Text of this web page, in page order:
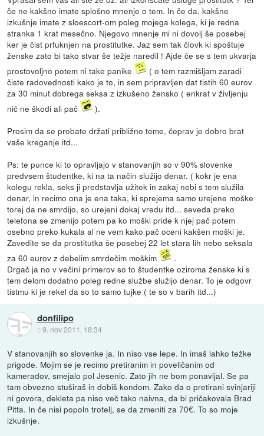
če ne kakšno imate splošno mnenje o tem. In če da, kakšne
izkušnje imate z sloescort-om poleg mojega kolega, ki je redna
stranka 1 krat mesečno. Njegovo mnenje mi ni dovolj še posebej
ker je čist prfuknjen na prostitutke. Jaz sem tak človk ki spoštuje
ženske zato bi tako stvar še težje naredil ! Ajde če se s tem ukvarja
prostovoljno potem ni take panike
( o tem razmišljam zaradi
čiste radovednosti kako je to, in sem pripravljen dat tistih 60 eurov
za 30 minut dobrega seksa z izkušeno žensko ( enkrat v življenju
nič ne škodi ali pač
).
Prosim da se probate držati približno teme, čeprav je dobro brat
vaše kreganje itd...
Ps: te punce ki to opravljajo v stanovanjih so v 90% slovenke
predvsem študentke, ki na ta način služijo denar. ( kokr je ena
kolegu rekla, seks ji predstavlja užitek in zakaj nebi s tem služila
denar, in recimo ona je ena taka, ki sprejema samo urejene moške
torej da ne smrdijo, so urejeni dokaj vredu itd... seveda preko
telefona se zmenijo potem pa ko moški pride k njej pač potem
osebno preko kukala al ne vem kako pač oceni kakšen moški je.
Zavedite se da prostitutka še posebej 22 let stara lih nebo seksala
za 60 eurov z debelim smrdečim moškim
.
Drgač ja no v večini primerov so to študentke oziroma ženske ki s
tem delom dodatno poleg redne službe služijo denar. To je odgovr
tistmu ki je rekel da so to samo tujke ( te so v barih itd...)
donfilipo
::9. nov 2011, 18:34
V stanovanjih so slovenke ja. In niso vse lepe. In imaš lahko težke
prigode. Mojim se je recimo pretiranim in poveličanim od
kameradov, smejalo pol Jesenic. Zato jih ne bom ponavljal. Se pa
tam obvezno stuširaš in dobiš kondom. Zako da o pretirani svinjariji
ni govora, dekleta pa niso več tako naivna, da bi pričakovala Brad
Pitta. In če nisi popoln trotelj, se da zmeniti za 70€. To so moje
izkušnje.